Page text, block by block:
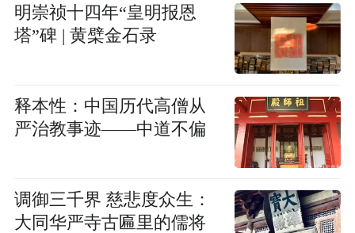
明崇祯十四年“皇明报恩
塔”碑 | 黄檗金石录
释本性：中国历代高僧从
严治教事迹——中道不偏
调御三千界 慈悲度众生：
大同华严寺古匾里的儒将